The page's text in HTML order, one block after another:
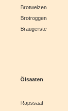
Brotweizen
Brotroggen
Braugerste
Ölsaaten
Rapssaat